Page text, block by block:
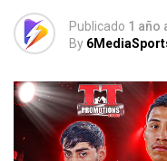
Publicado 1 año
By